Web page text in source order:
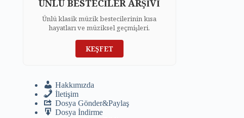
ÜNLÜ BESTECİLER ARŞİVİ
Ünlü klasik müzik bestecilerinin kısa
hayatları ve müziksel geçmişleri.
KEŞFET
Hakkımızda
İletişim
Dosya Gönder&Paylaş
Dosya İndirme